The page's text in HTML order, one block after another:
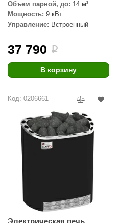
Объем парной, до: 14 м³
Мощность: 9 кВт
Управление: Встроенный
37 790 i
В корзину
Код: 0206661
Электрическая печь